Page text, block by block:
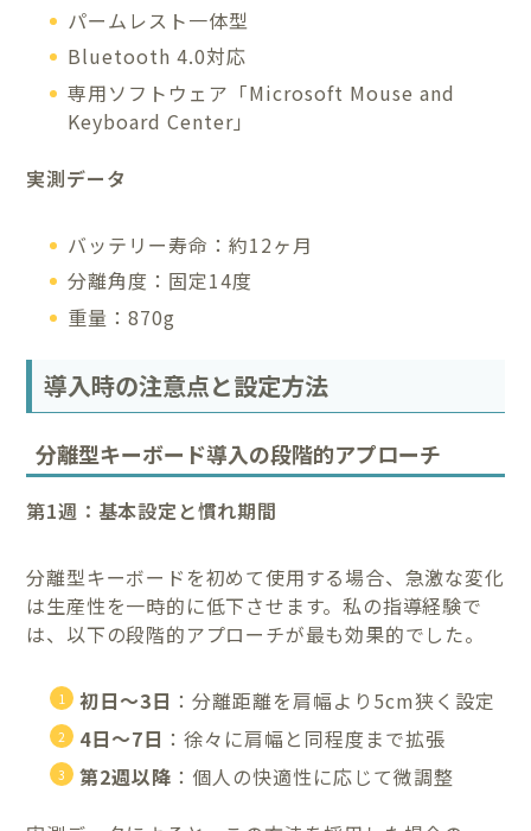
パームレスト一体型
Bluetooth 4.0対応
専用ソフトウェア「Microsoft Mouse and
Keyboard Center」
実測データ
バッテリー寿命：約12ヶ月
分離角度：固定14度
重量：870g
導入時の注意点と設定方法
分離型キーボード導入の段階的アプローチ
第1週：基本設定と慣れ期間
分離型キーボードを初めて使用する場合、急激な変化
は生産性を一時的に低下させます。私の指導経験で
は、以下の段階的アプローチが最も効果的でした。
初日〜3日 ：分離距離を肩幅より5cm狭く設定
4日〜7日 ：徐々に肩幅と同程度まで拡張
第2週以降 ：個人の快適性に応じて微調整